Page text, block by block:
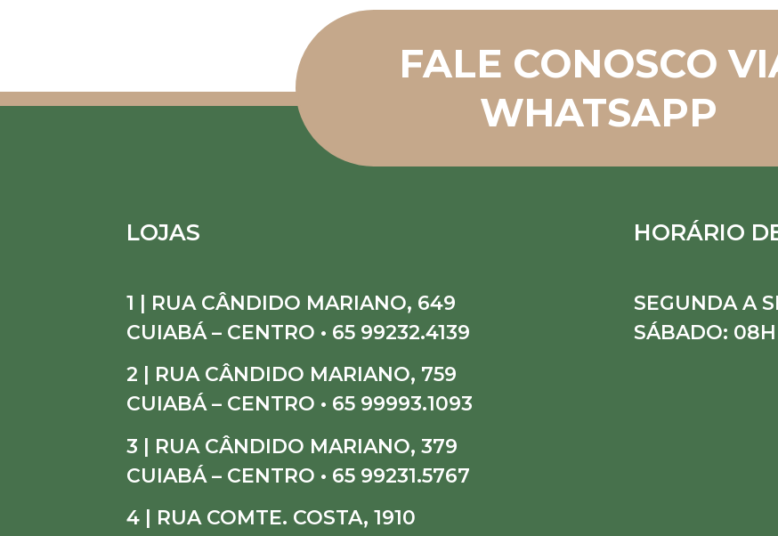
FALE CONOSCO
WHATSAPP
LOJAS
1 | RUA CÂNDIDO MARIANO, 649
CUIABÁ – CENTRO • 65 99232.4139
2 | RUA CÂNDIDO MARIANO, 759
CUIABÁ – CENTRO • 65 99993.1093
3 | RUA CÂNDIDO MARIANO, 379
CUIABÁ – CENTRO • 65 99231.5767
4 | RUA COMTE. COSTA, 1910
HORÁRIO
SEGUNDA A
SÁBADO: 08H